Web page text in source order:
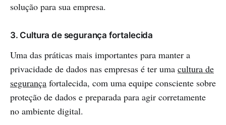
solução para sua empresa.
3. Cultura de segurança fortalecida
Uma das práticas mais importantes para manter a
privacidade de dados nas empresas é ter uma cultura de
segurança fortalecida, com uma equipe consciente sobre
proteção de dados e preparada para agir corretamente
no ambiente digital.